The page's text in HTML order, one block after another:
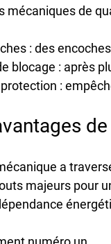
mécaniques de
: des
blocage : après
:
a
majeurs pour